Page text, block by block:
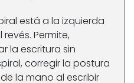
está a la izquierda
Permite,
la escritura sin
corregir la postura
la mano al escribir